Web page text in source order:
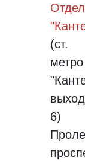
(ст.
метро
выход
6)